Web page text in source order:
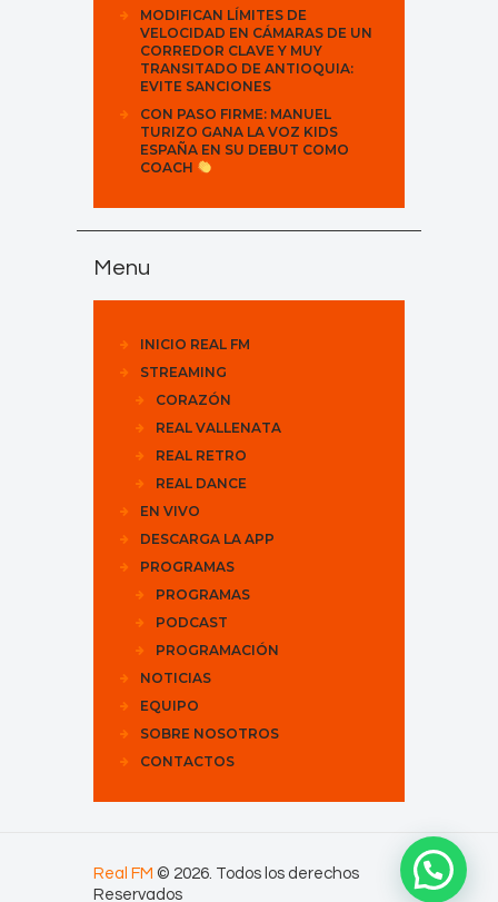
MODIFICAN LÍMITES DE
VELOCIDAD EN CÁMARAS DE UN
CORREDOR CLAVE Y MUY
TRANSITADO DE ANTIOQUIA:
EVITE SANCIONES
CON PASO FIRME: MANUEL
TURIZO GANA LA VOZ KIDS
ESPAÑA EN SU DEBUT COMO
COACH
Menu
INICIO REAL FM
STREAMING
CORAZÓN
REAL VALLENATA
REAL RETRO
REAL DANCE
EN VIVO
DESCARGA LA APP
PROGRAMAS
PROGRAMAS
PODCAST
PROGRAMACIÓN
NOTICIAS
EQUIPO
SOBRE NOSOTROS
CONTACTOS
Real FM © 2026. Todos los derechos
Reservados